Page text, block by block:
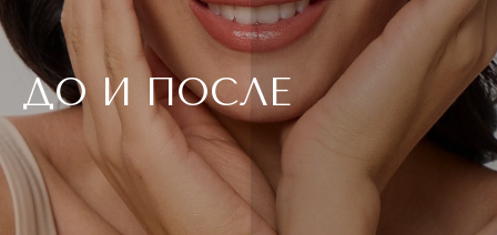
ДО И ПОСЛЕ